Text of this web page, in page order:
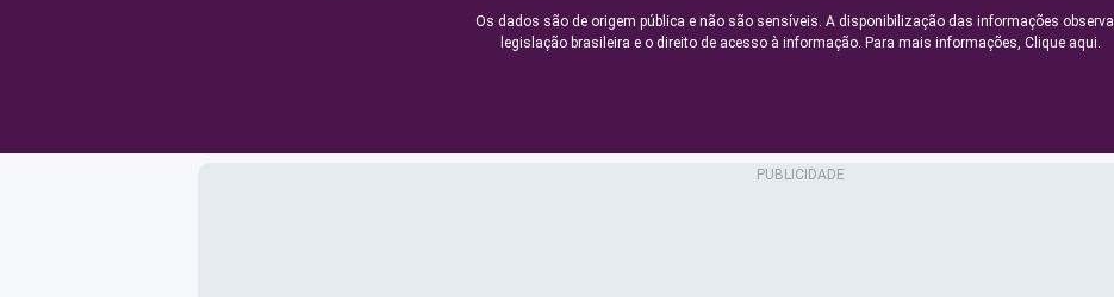
Os dados são de origem pública e não são sensíveis. A disponibilização das informações
legislação brasileira e o direito de acesso à informação. Para mais informações, Clique aqui.